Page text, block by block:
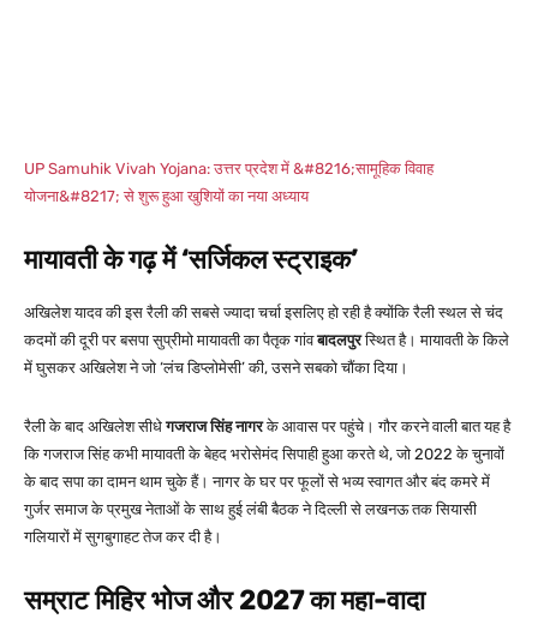
UP Samuhik Vivah Yojana: उत्तर प्रदेश में &#8216;सामूहिक विवाह
योजना&#8217; से शुरू हुआ खुशियों का नया अध्याय
मायावती के गढ़ में ‘सर्जिकल स्ट्राइक’
अखिलेश यादव की इस रैली की सबसे ज्यादा चर्चा इसलिए हो रही है क्योंकि रैली स्थल से चंद
कदमों की दूरी पर बसपा सुप्रीमो मायावती का पैतृक गांवबादलपुरस्थित है। मायावती के किले
में घुसकर अखिलेश ने जो ‘लंच डिप्लोमेसी’ की, उसने सबको चौंका दिया।
रैली के बाद अखिलेश सीधेगजराज सिंह नागरके आवास पर पहुंचे। गौर करने वाली बात यह है
कि गजराज सिंह कभी मायावती के बेहद भरोसेमंद सिपाही हुआ करते थे, जो 2022 के चुनावों
के बाद सपा का दामन थाम चुके हैं। नागर के घर पर फूलों से भव्य स्वागत और बंद कमरे में
गुर्जर समाज के प्रमुख नेताओं के साथ हुई लंबी बैठक ने दिल्ली से लखनऊ तक सियासी
गलियारों में सुगबुगाहट तेज कर दी है।
सम्राट मिहिर भोज और 2027 का महा-वादा